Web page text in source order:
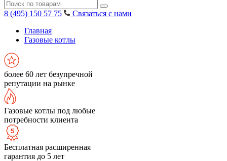
8 (495) 150 57 75
Связаться с нами
Главная
Газовые котлы
более 60 лет безупречной
репутации на рынке
Газовые котлы под любые
потребности клиента
Бесплатная расширенная
гарантия до 5 лет